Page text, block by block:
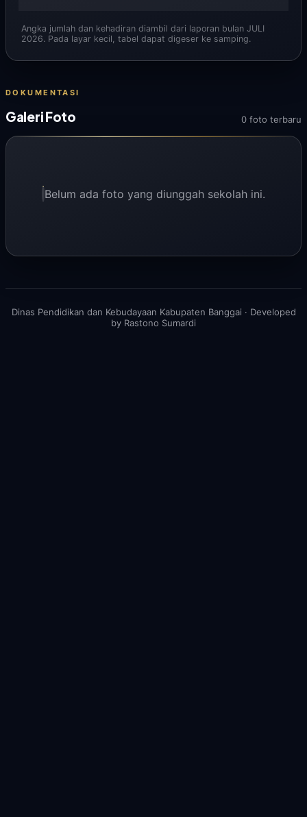
Angka jumlah dan kehadiran diambil dari laporan bulan JULI
2026. Pada layar kecil, tabel dapat digeser ke samping.
DOKUMENTASI
Galeri Foto 0 foto terbaru
Belum ada foto yang diunggah sekolah ini.
Dinas Pendidikan dan Kebudayaan Kabupaten Banggai · Developed
by Rastono Sumardi